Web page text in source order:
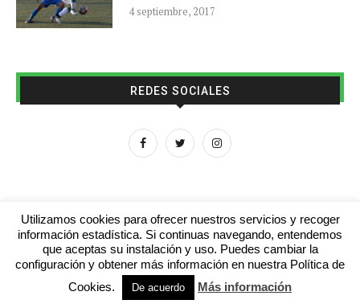
4 septiembre, 2017
REDES SOCIALES
Aviso legal Contacto Colabora con nosotros
© 2016 - futboljuvenil.es
Utilizamos cookies para ofrecer nuestros servicios y recoger
información estadística. Si continuas navegando, entendemos
que aceptas su instalación y uso. Puedes cambiar la
configuración y obtener más información en nuestra Política de
Cookies.
De acuerdo Más información